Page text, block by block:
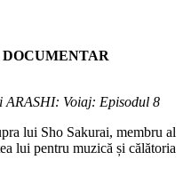
DOCUMENTAR
Voiaj: Episodul 8
lui Sho Sakurai, membru al
lui pentru muzică și călătoria